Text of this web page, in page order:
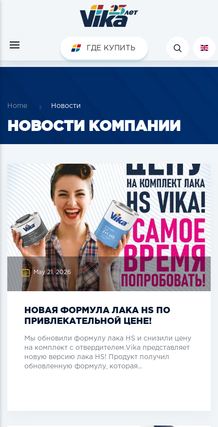
ГДЕ КУПИТЬ
Home Новости
НОВОСТИ КОМПАНИИ
May 21, 2026
НОВАЯ ФОРМУЛА ЛАКА HS ПО
ПРИВЛЕКАТЕЛЬНОЙ ЦЕНЕ!
Мы обновили формулу лака HS и снизили цену
на комплект с отвердителем.Vika представляет
новую версию лака HS! Продукт получил
обновленную формулу, которая...